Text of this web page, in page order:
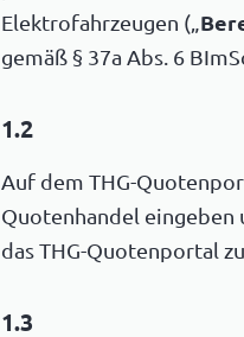
Elektrofahrzeugen („
gemäß § 37a Abs. 6
1.2
Auf dem THG-
Quotenhandel eingeben
das THG-Quotenportal
1.3